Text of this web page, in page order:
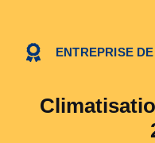
ENTREPRISE